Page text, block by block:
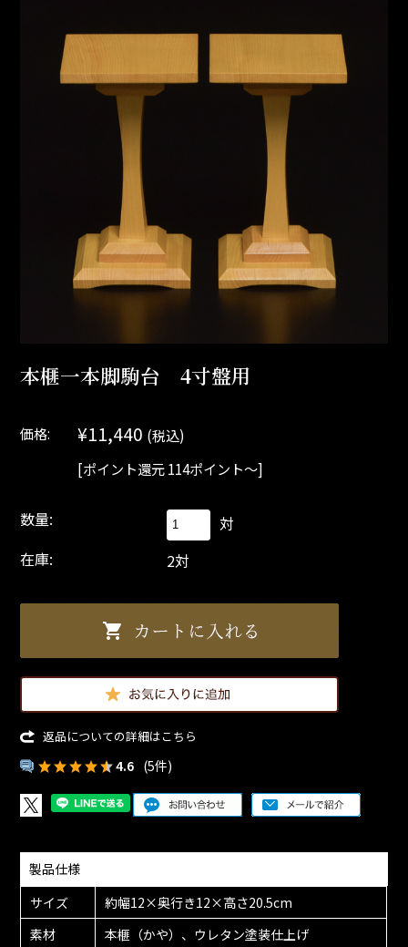
本榧一本脚駒台 4寸盤用
価格: ¥11,440 (税込)
[ポイント還元 114ポイント～]
数量:
対
在庫:
2対
返品についての詳細はこちら
4.6 (5件)
製品仕様
サイズ
約幅12×奥行き12×高さ20.5cm
素材
本榧（かや）、ウレタン塗装仕上げ